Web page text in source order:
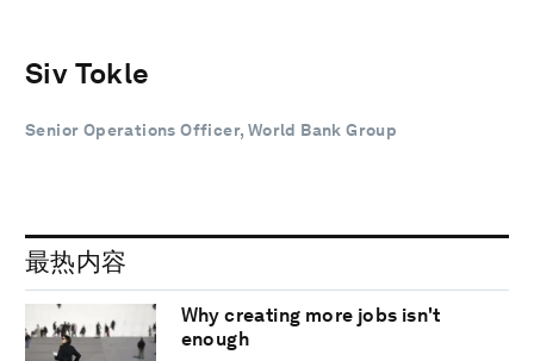
Siv Tokle
Senior Operations Officer, World Bank Group
最热内容
Why creating more jobs isn't
enough